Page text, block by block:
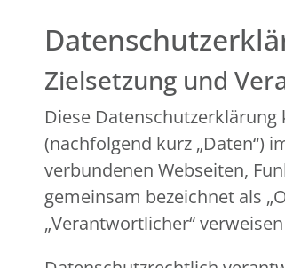
Zielsetzung und
Diese
(nachfolgend kurz „Daten“)
verbundenen Webseiten,
gemeinsam bezeichnet als
„Verantwortlicher“